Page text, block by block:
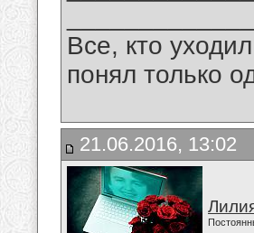
Все, кто
понял только
21.06.2016, 13:02